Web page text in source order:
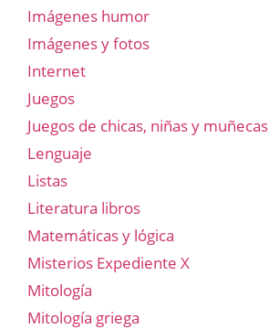
Imágenes humor
Imágenes y fotos
Internet
Juegos
Juegos de chicas, niñas y muñecas
Lenguaje
Listas
Literatura libros
Matemáticas y lógica
Misterios Expediente X
Mitología
Mitología griega